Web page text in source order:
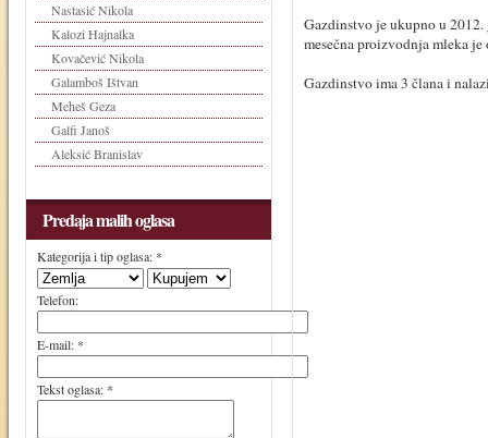
Nastasić Nikola
Kalozi Hajnalka
Kovačević Nikola
Galamboš Ištvan
Meheš Geza
Galfi Janoš
Aleksić Branislav
Predaja malih oglasa
Kategorija i tip oglasa: *
Telefon:
E-mail: *
Tekst oglasa: *
Gazdinstvo je ukupno u
mesečna proizvodnja mleka
Gazdinstvo ima 3 člana i